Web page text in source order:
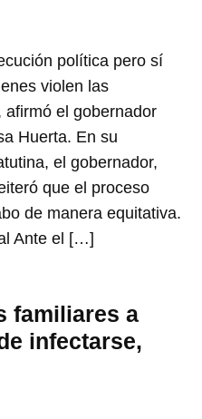
política pero sí
violen las
afirmó el gobernador
Huerta. En su
el gobernador,
que el proceso
de manera equitativa.
Ante el […]
familiares a
infectarse,